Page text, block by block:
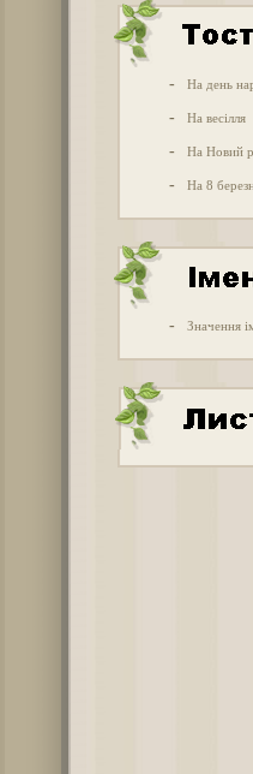
- На день
- На весілля
- На Новий
- На 8
- Значення